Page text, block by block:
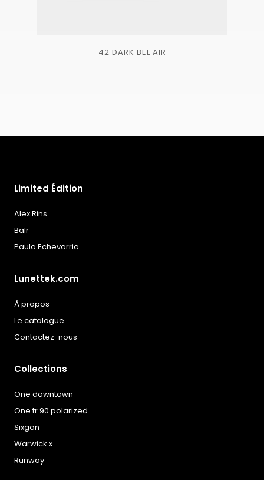
42 DARK BEL AIR
à la
Limited Édition
Alex Rins
Balr
Paula Echevarria
Lunettek.com
À propos
Le catalogue
Contactez-nous
Collections
One downtown
One tr 90 polarized
Sixgon
Warwick x
Runway